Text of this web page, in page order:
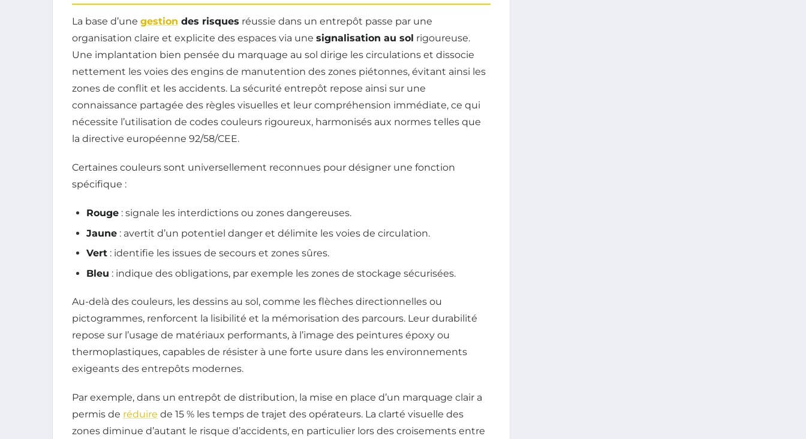
La base d’une gestion des risques réussie dans un entrepôt passe par une
organisation claire et explicite des espaces via une signalisation au sol rigoureuse.
Une implantation bien pensée du marquage au sol dirige les circulations et dissocie
nettement les voies des engins de manutention des zones piétonnes, évitant ainsi les
zones de conflit et les accidents. La sécurité entrepôt repose ainsi sur une
connaissance partagée des règles visuelles et leur compréhension immédiate, ce qui
nécessite l’utilisation de codes couleurs rigoureux, harmonisés aux normes telles que
la directive européenne 92/58/CEE.
Certaines couleurs sont universellement reconnues pour désigner une fonction
spécifique :
Rouge : signale les interdictions ou zones dangereuses.
Jaune : avertit d’un potentiel danger et délimite les voies de circulation.
Vert : identifie les issues de secours et zones sûres.
Bleu : indique des obligations, par exemple les zones de stockage sécurisées.
Au-delà des couleurs, les dessins au sol, comme les flèches directionnelles ou
pictogrammes, renforcent la lisibilité et la mémorisation des parcours. Leur durabilité
repose sur l’usage de matériaux performants, à l’image des peintures époxy ou
thermoplastiques, capables de résister à une forte usure dans les environnements
exigeants des entrepôts modernes.
Par exemple, dans un entrepôt de distribution, la mise en place d’un marquage clair a
permis de réduire de 15 % les temps de trajet des opérateurs. La clarté visuelle des
zones diminue d’autant le risque d’accidents, en particulier lors des croisements entre